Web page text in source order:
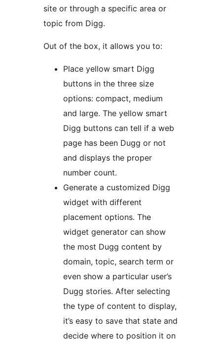
site or through a specific area or
topic from Digg.
Out of the box, it allows you to:
Place yellow smart Digg
buttons in the three size
options: compact, medium
and large. The yellow smart
Digg buttons can tell if a web
page has been Dugg or not
and displays the proper
number count.
Generate a customized Digg
widget with different
placement options. The
widget generator can show
the most Dugg content by
domain, topic, search term or
even show a particular user’s
Dugg stories. After selecting
the type of content to display,
it’s easy to save that state and
decide where to position it on